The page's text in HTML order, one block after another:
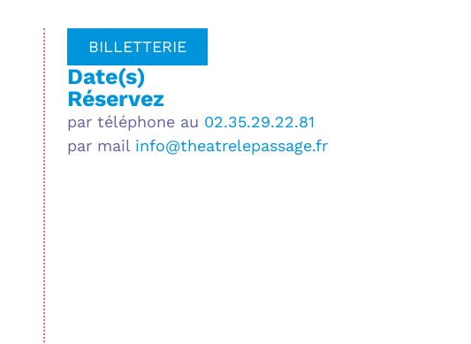
BILLETTERIE
Date(s)
Réservez
par téléphone au 02.35.29.22.81
par mail info@theatrelepassage.fr